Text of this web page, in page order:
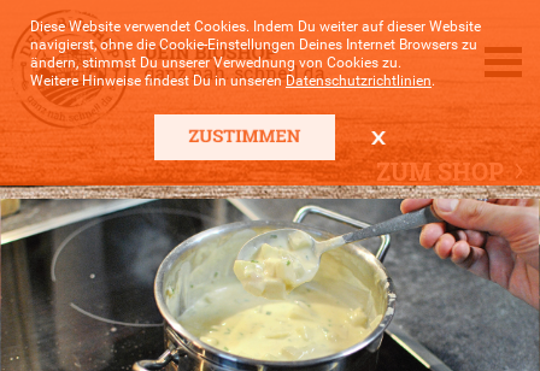
Diese Website verwendet Cookies. Indem Du weiter auf dieser Website
navigierst, ohne die Cookie-Einstellungen Deines Internet Browsers zu
ändern, stimmst Du unserer Verwednung von Cookies zu.
Weitere Hinweise findest Du in unserenDatenschutzrichtlinien.
ZUM SHOP